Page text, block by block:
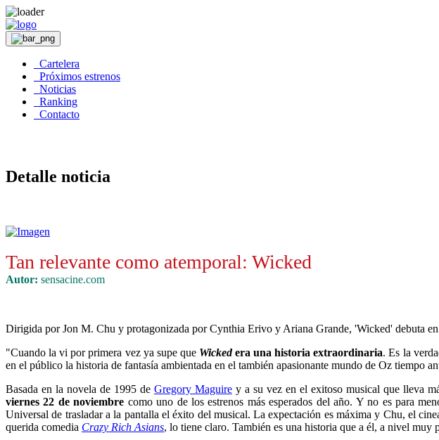
Cartelera
Próximos estrenos
Noticias
Ranking
Contacto
Detalle noticia
Tan relevante como atemporal: Wicked
Autor: sensacine.com
Dirigida por Jon M. Chu y protagonizada por Cynthia Erivo y Ariana Grande, 'Wicked' debuta en
"Cuando la vi por primera vez ya supe que Wicked era una historia extraordinaria. Es la
en el público la historia de fantasía ambientada en el también apasionante mundo de Oz tiempo
Basada en la novela de 1995 de Gregory Maguirey a su vez en el exitoso musical que lleva
viernes 22 de noviembre como uno de los estrenos más esperados del año. Y no es para
Universal de trasladar a la pantalla el éxito del musical. La expectación es máxima y Chu, el
querida comedia Crazy Rich Asians, lo tiene claro. También es una historia que a él, a nivel muy